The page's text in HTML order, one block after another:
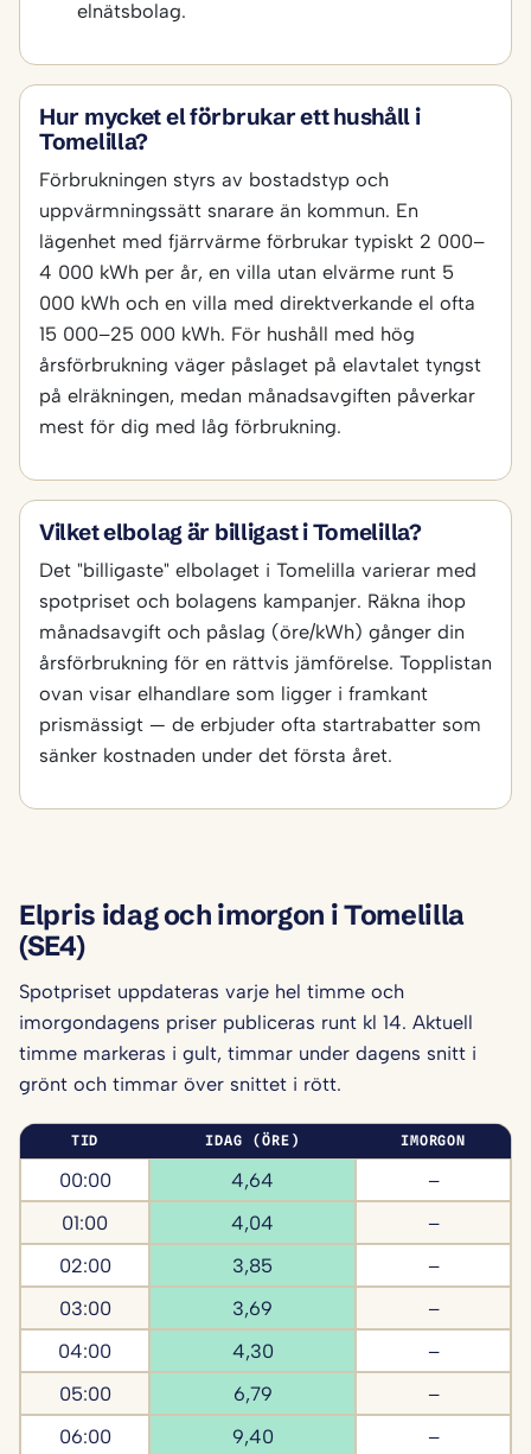
elnätsbolag.
Hur mycket el förbrukar ett hushåll i
Tomelilla?
Förbrukningen styrs av bostadstyp och
uppvärmningssätt snarare än kommun. En
lägenhet med fjärrvärme förbrukar typiskt 2 000–
4 000 kWh per år, en villa utan elvärme runt 5
000 kWh och en villa med direktverkande el ofta
15 000–25 000 kWh. För hushåll med hög
årsförbrukning väger påslaget på elavtalet tyngst
på elräkningen, medan månadsavgiften påverkar
mest för dig med låg förbrukning.
Vilket elbolag är billigast i Tomelilla?
Det "billigaste" elbolaget i Tomelilla varierar med
spotpriset och bolagens kampanjer. Räkna ihop
månadsavgift och påslag (öre/kWh) gånger din
årsförbrukning för en rättvis jämförelse. Topplistan
ovan visar elhandlare som ligger i framkant
prismässigt — de erbjuder ofta startrabatter som
sänker kostnaden under det första året.
Elpris idag och imorgon i Tomelilla
(SE4)
Spotpriset uppdateras varje hel timme och
imorgondagens priser publiceras runt kl 14. Aktuell
timme markeras i gult, timmar under dagens snitt i
grönt och timmar över snittet i rött.
TID IDAG (ÖRE) IMORGON
00:00 4,64
–
01:00
4,04
–
02:00
3,85
–
03:00
3,69
–
04:00
4,30
–
05:00
6,79
–
06:00
9,40
–